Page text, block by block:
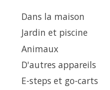
Dans la maison
Jardin et piscine
Animaux
D'autres appareils
E-steps et go-carts